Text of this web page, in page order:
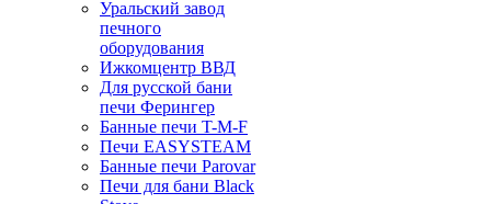
Уральский завод
печного
оборудования
Ижкомцентр ВВД
Для русской бани
печи Ферингер
Банные печи T-M-F
Печи EASYSTEAM
Банные печи Parovar
Печи для бани Black